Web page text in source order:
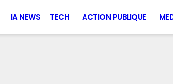
IA NEWS TECH ACTION PUBLIQUE